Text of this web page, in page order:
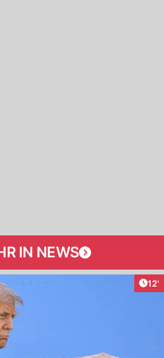
IN NEWS
12'